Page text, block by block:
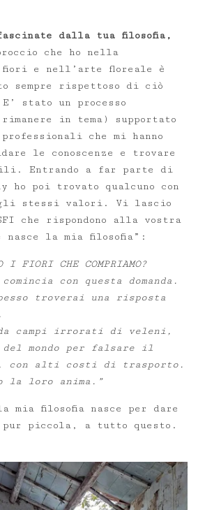
dalla tua filosofia,
che ho nella
e nell’arte floreale è
sempre rispettoso di ciò
stato un processo
rimanere in tema) supportato
che mi hanno
le conoscenze e trovare
Entrando a far parte di
ho poi trovato qualcuno con
stessi valori. Vi lascio
che rispondono alla vostra
nasce la mia filosofia”:
I FIORI CHE COMPRIAMO?
con questa domanda.
troverai una risposta
campi irrorati di veleni,
mondo per falsare il
con alti costi di trasporto.
la loro anima.”
mia filosofia nasce per dare
piccola, a tutto questo.